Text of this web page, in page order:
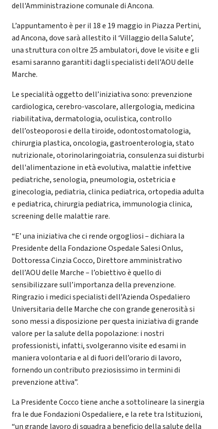
dell'Amministrazione comunale di Ancona.
L’appuntamento è per il 18 e 19 maggio in Piazza Pertini,
ad Ancona, dove sarà allestito il ‘Villaggio della Salute’,
una struttura con oltre 25 ambulatori, dove le visite e gli
esami saranno garantiti dagli specialisti dell’AOU delle
Marche.
Le specialità oggetto dell’iniziativa sono: prevenzione
cardiologica, cerebro-vascolare, allergologia, medicina
riabilitativa, dermatologia, oculistica, controllo
dell’osteoporosi e della tiroide, odontostomatologia,
chirurgia plastica, oncologia, gastroenterologia, stato
nutrizionale, otorinolaringoiatria, consulenza sui disturbi
dell'alimentazione in età evolutiva, malattie infettive
pediatriche, senologia, pneumologia, ostetricia e
ginecologia, pediatria, clinica pediatrica, ortopedia adulta
e pediatrica, chirurgia pediatrica, immunologia clinica,
screening delle malattie rare.
“E’ una iniziativa che ci rende orgogliosi – dichiara la
Presidente della Fondazione Ospedale Salesi Onlus,
Dottoressa Cinzia Cocco, Direttore amministrativo
dell’AOU delle Marche – l’obiettivo è quello di
sensibilizzare sull’importanza della prevenzione.
Ringrazio i medici specialisti dell’Azienda Ospedaliero
Universitaria delle Marche che con grande generosità si
sono messi a disposizione per questa iniziativa di grande
valore per la salute della popolazione: i nostri
professionisti, infatti, svolgeranno visite ed esami in
maniera volontaria e al di fuori dell’orario di lavoro,
fornendo un contributo preziosissimo in termini di
prevenzione attiva”.
La Presidente Cocco tiene anche a sottolineare la sinergia
fra le due Fondazioni Ospedaliere, e la rete tra Istituzioni,
“un grande lavoro di squadra a beneficio della salute della